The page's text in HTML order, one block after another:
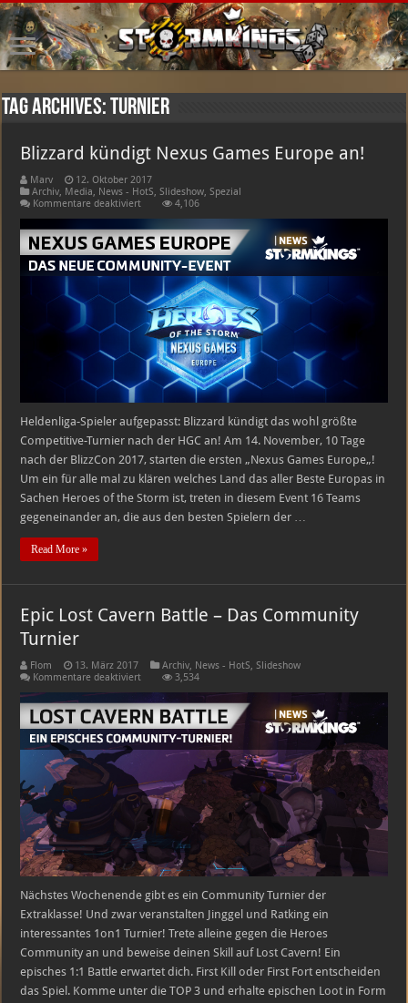
Tag Archives:Turnier
Blizzard kündigt Nexus Games Europe an!
Marv
12. Oktober 2017
Archiv, Media, News - HotS,Slideshow,Spezial
Kommentare deaktiviertfür
kündigt
Nexus
Games
Europe
an!
4,106
Heldenliga-Spieler aufgepasst: Blizzard kündigt das wohl größte
Competitive-Turnier nach der HGC an! Am 14. November, 10 Tage
nach der BlizzCon 2017, starten die ersten „Nexus Games Europe„!
Um ein für alle mal zu klären welches Land das aller Beste Europas in
Sachen Heroes of the Storm ist, treten in diesem Event 16 Teams
gegeneinander an, die aus den besten Spielern der …
Read More »
Epic Lost Cavern Battle – Das Community
Turnier
Flom 13. März 2017 Archiv, News - HotS,Slideshow
Kommentare deaktiviertfür
Lost
Cavern
Battle
–
Das
Community
3,534
Nächstes Wochenende gibt es ein Community Turnier der
Extraklasse! Und zwar veranstalten Jinggel und Ratking ein
interessantes 1on1 Turnier! Trete alleine gegen die Heroes
Community an und beweise deinen Skill auf Lost Cavern! Ein
episches 1:1 Battle erwartet dich. First Kill oder First Fort entscheiden
das Spiel. Komme unter die TOP 3 und erhalte epischen Loot in Form